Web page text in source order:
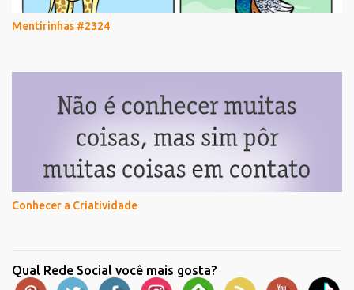
Mentirinhas #2324
Conhecer a Criatividade
Qual Rede Social você mais gosta?